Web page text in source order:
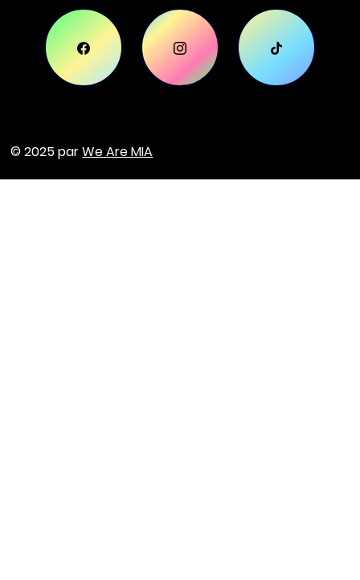
© 2025 parWe Are MIA